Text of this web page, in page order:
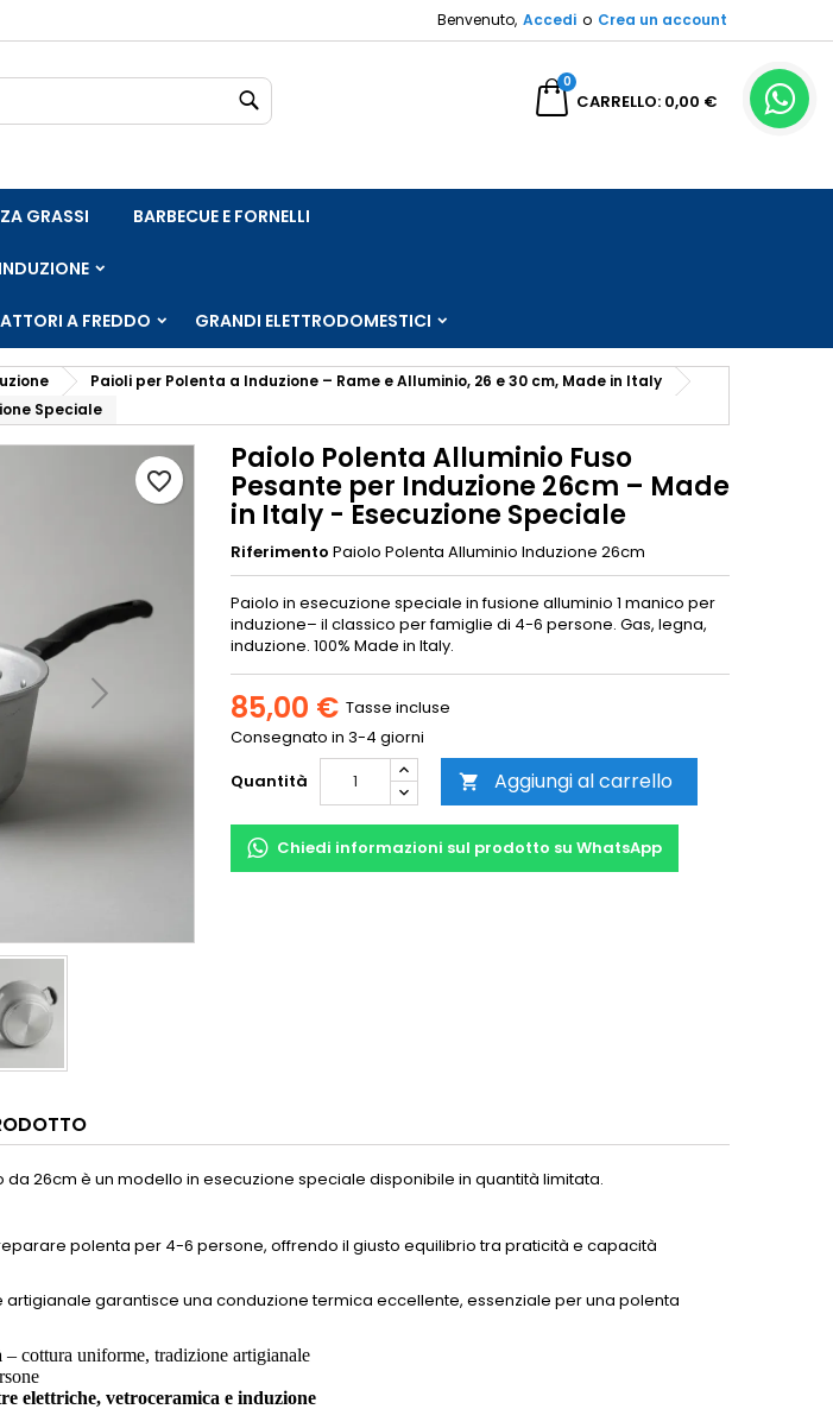
Benvenuto, Accedi o Crea un account
CARRELLO
0
0,00 €
GRASSI BARBECUE E FORNELLI
A FREDDO GRANDI ELETTRODOMESTICI
Paioli per Polenta a Induzione – Rame e Alluminio, 26 e 30 cm, Made in Italy
Speciale
Paiolo Polenta Alluminio Fuso
Pesante per Induzione 26cm – Made
in Italy - Esecuzione Speciale
Riferimento Paiolo Polenta Alluminio Induzione 26cm
Paiolo in esecuzione speciale in fusione alluminio 1 manico per
induzione– il classico per famiglie di 4-6 persone. Gas, legna,
induzione. 100% Made in Italy.
85,00 € Tasse incluse
Consegnato in 3-4 giorni
Quantità
 Aggiungi al carrello
favorite_border
Chiedi informazioni sul prodotto su WhatsApp
da 26cm è un modello in esecuzione speciale disponibile in quantità limitata.
polenta per 4-6 persone, offrendo il giusto equilibrio tra praticità e capacità
artigianale garantisce una conduzione termica eccellente, essenziale per una polenta
– cottura uniforme, tradizione artigianale
elettriche, vetroceramica e induzione
Annulla
per salvare dei prodotti nella tua lista
Annulla Accedi